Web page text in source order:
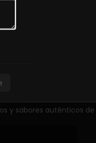
Sashimi
y sabores auténticos